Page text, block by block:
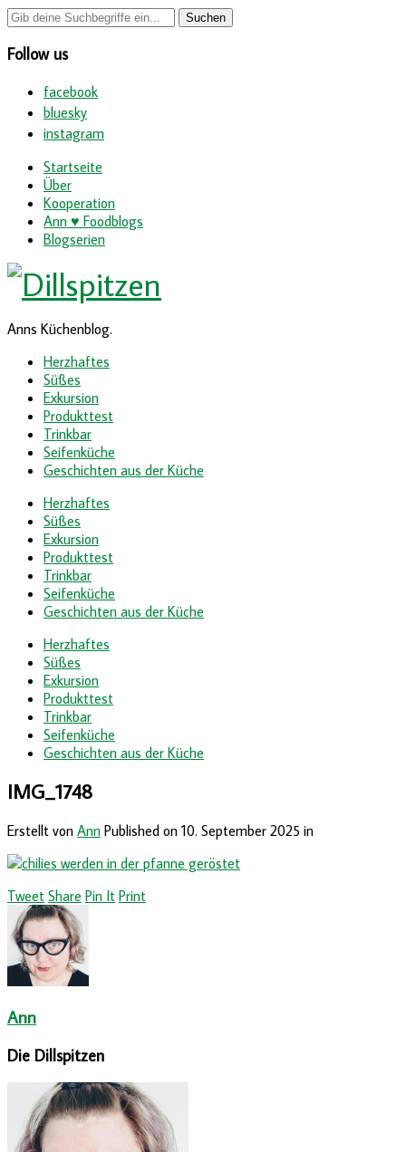
Follow us
facebook
bluesky
instagram
Startseite
Über
Kooperation
Ann ♥ Foodblogs
Blogserien
Anns Küchenblog.
Herzhaftes
Süßes
Exkursion
Produkttest
Trinkbar
Seifenküche
Geschichten aus der Küche
Herzhaftes
Süßes
Exkursion
Produkttest
Trinkbar
Seifenküche
Geschichten aus der Küche
Herzhaftes
Süßes
Exkursion
Produkttest
Trinkbar
Seifenküche
Geschichten aus der Küche
IMG_1748
Erstellt von Ann Published on 10. September 2025 in
Tweet Share Pin It Print
Ann
Die Dillspitzen